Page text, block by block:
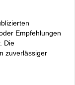
Empfehlungen
Die
zuverlässiger